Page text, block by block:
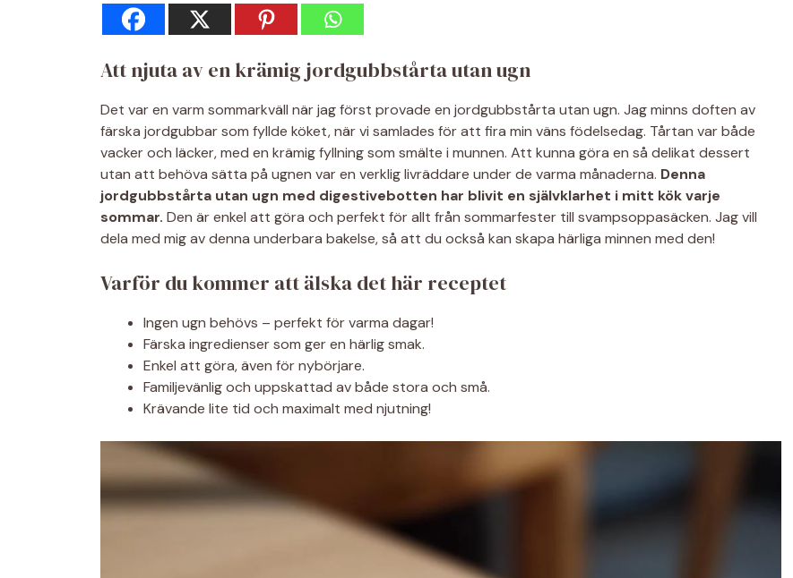
Att njuta av en krämig jordgubbstårta utan ugn
Det var en varm sommarkväll när jag först provade en jordgubbstårta utan ugn. Jag minns doften av
färska jordgubbar som fyllde köket, när vi samlades för att fira min väns födelsedag. Tårtan var både
vacker och läcker, med en krämig fyllning som smälte i munnen. Att kunna göra en så delikat dessert
utan att behöva sätta på ugnen var en verklig livräddare under de varma månaderna. Denna
jordgubbstårta utan ugn med digestivebotten har blivit en självklarhet i mitt kök varje
sommar. Den är enkel att göra och perfekt för allt från sommarfester till svampsoppasäcken. Jag vill
dela med mig av denna underbara bakelse, så att du också kan skapa härliga minnen med den!
Varför du kommer att älska det här receptet
Ingen ugn behövs – perfekt för varma dagar!
Färska ingredienser som ger en härlig smak.
Enkel att göra, även för nybörjare.
Familjevänlig och uppskattad av både stora och små.
Krävande lite tid och maximalt med njutning!